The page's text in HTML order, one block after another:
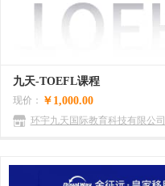
九天-TOEFL课程
现价： ￥1,000.00
环宇九天国际教育科技有限公司